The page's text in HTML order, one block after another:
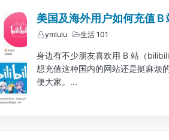
美国及海外用户如何充值 B
ymlulu 生活 101
身边有不少朋友喜欢用 B 站（
想充值这种国内的网站还是挺麻烦
便大家。...